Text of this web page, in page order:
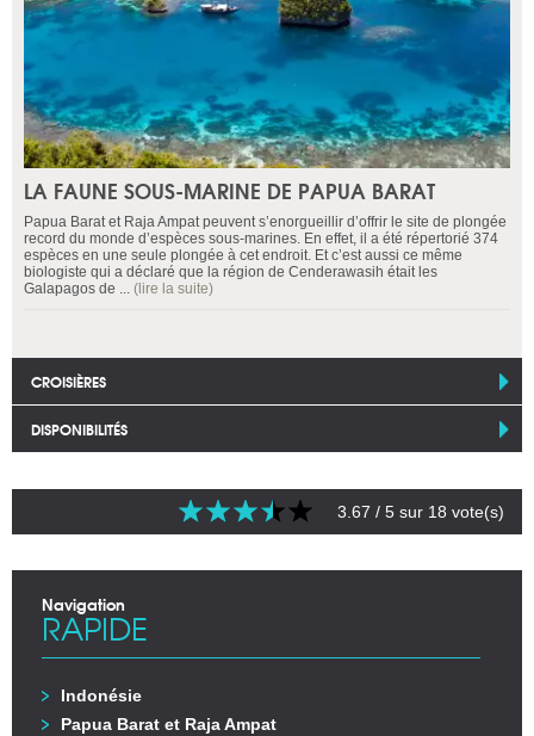
LA FAUNE SOUS-MARINE DE PAPUA BARAT
Papua Barat et Raja Ampat peuvent s’enorgueillir d’offrir le site de plongée
record du monde d’espèces sous-marines. En effet, il a été répertorié 374
espèces en une seule plongée à cet endroit. Et c’est aussi ce même
biologiste qui a déclaré que la région de Cenderawasih était les
Galapagos de ... (lire la suite)
CROISIÈRES
DISPONIBILITÉS
3.67 / 5 sur 18 vote(s)
Navigation
RAPIDE
Indonésie
Papua Barat et Raja Ampat